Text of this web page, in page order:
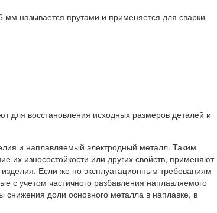
называется прутами и применяется для сварки
для восстановления исходных размеров деталей и
и наплавляемый электродный металл. Таким
износостойкости или других свойств, применяют
Если же по эксплуатационным требованиям
с учетом частичного разбавления наплавляемого
снижения доли основного металла в наплавке, в